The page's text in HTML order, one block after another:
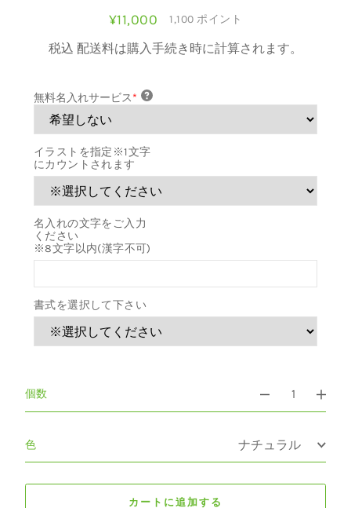
元
通
価
¥11,000 1,100 ポイント
税込 配送料は購入手続き時に計算されます。
無料名入れサービス*
イラストを指定※1文字
にカウントされます
名入れの文字をご入力
ください
※8文字以内(漢字不可)
書式を選択して下さい
個数
色
カートに追加する